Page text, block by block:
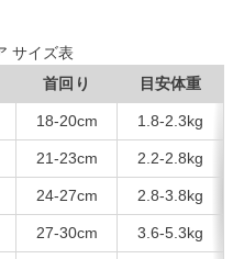
サイズ表
首回り 目安体重
18-20cm 1.8-2.3kg
21-23cm 2.2-2.8kg
24-27cm 2.8-3.8kg
27-30cm 3.6-5.3kg